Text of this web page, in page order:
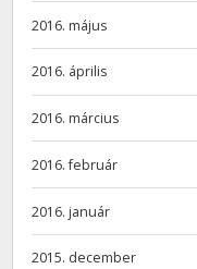
2016. május
2016. április
2016. március
2016. február
2016. január
2015. december